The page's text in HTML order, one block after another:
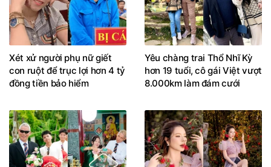
Xét xử người phụ nữ giết
con ruột để trục lợi hơn 4 tỷ
đồng tiền bảo hiểm
Yêu chàng trai Thổ Nhĩ Kỳ
hơn 19 tuổi, cô gái Việt vượt
8.000km làm đám cưới